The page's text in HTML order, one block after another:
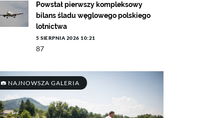
Powstał pierwszy kompleksowy
bilans śladu węglowego polskiego
lotnictwa
5 SIERPNIA 2026 10:21
87
NAJNOWSZA GALERIA